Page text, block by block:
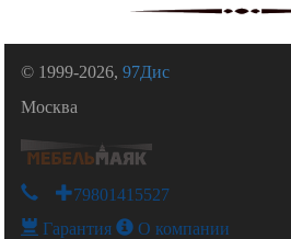
© 1999-2026,97Дис
Москва
+79801415527
Гарантия О компании